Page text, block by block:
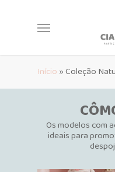
Menu
Início »Coleção
Os modelos com
ideais para